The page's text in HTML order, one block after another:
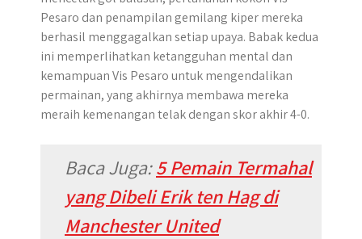
Pesaro dan penampilan gemilang kiper mereka
berhasil menggagalkan setiap upaya. Babak kedua
ini memperlihatkan ketangguhan mental dan
kemampuan Vis Pesaro untuk mengendalikan
permainan, yang akhirnya membawa mereka
meraih kemenangan telak dengan skor akhir 4-0.
Baca Juga:5 Pemain Termahal
yang Dibeli Erik ten Hag di
Manchester United